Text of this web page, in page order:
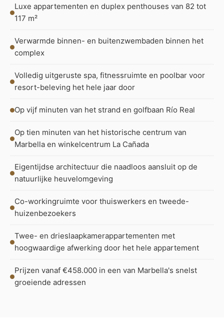
Luxe appartementen en duplex penthouses van 82 tot
117 m²
Verwarmde binnen- en buitenzwembaden binnen het
complex
Volledig uitgeruste spa, fitnessruimte en poolbar voor
resort-beleving het hele jaar door
Op vijf minuten van het strand en golfbaan Río Real
Op tien minuten van het historische centrum van
Marbella en winkelcentrum La Cañada
Eigentijdse architectuur die naadloos aansluit op de
natuurlijke heuvelomgeving
Co-workingruimte voor thuiswerkers en tweede-
huizenbezoekers
Twee- en drieslaapkamerappartementen met
hoogwaardige afwerking door het hele appartement
Prijzen vanaf €458.000 in een van Marbella's snelst
groeiende adressen